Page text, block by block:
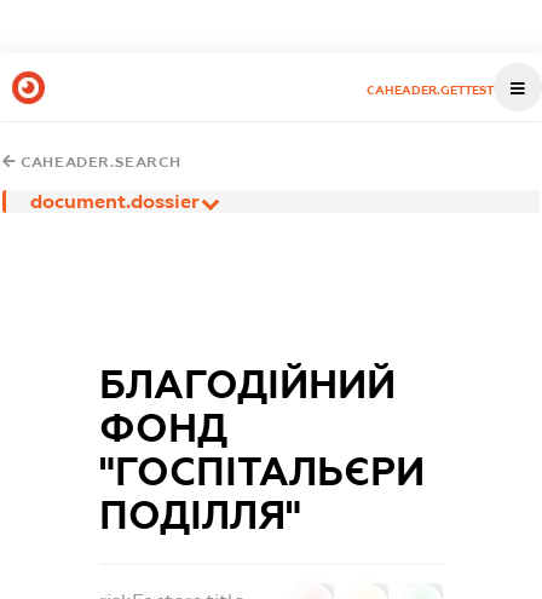
CAHEADER.GETTEST
CAHEADER.SEARCH
document.dossier
БЛАГОДІЙНИЙ
ФОНД
"ГОСПІТАЛЬЄРИ
ПОДІЛЛЯ"